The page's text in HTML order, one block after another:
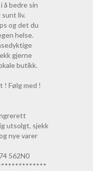
å bedre sin
liv.
og det du
helse.
gjerne
butikk.
! Følg med !
utsolgt, sjekk
nye varer
562N0